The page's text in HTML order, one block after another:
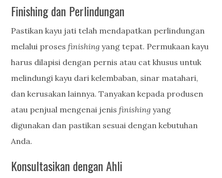
Finishing dan Perlindungan
Pastikan kayu jati telah mendapatkan perlindungan
melalui prosesfinishingyang tepat. Permukaan kayu
harus dilapisi dengan pernis atau cat khusus untuk
melindungi kayu dari kelembaban, sinar matahari,
dan kerusakan lainnya. Tanyakan kepada produsen
atau penjual mengenai jenisfinishing yang
digunakan dan pastikan sesuai dengan kebutuhan
Anda.
Konsultasikan dengan Ahli